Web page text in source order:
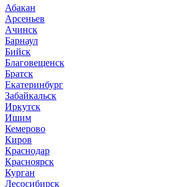
Абакан
Арсеньев
Ачинск
Барнаул
Бийск
Благовещенск
Братск
Екатеринбург
Забайкальск
Иркутск
Ишим
Кемерово
Киров
Краснодар
Красноярск
Курган
Лесосибирск